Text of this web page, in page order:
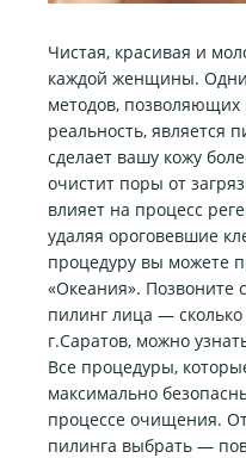
Чистая, красивая и
каждой женщины.
методов, позволяющих
реальность, является
сделает вашу кожу
очистит поры от
влияет на процесс
удаляя ороговевшие
процедуру вы можете
«Океания». Позвоните
пилинг лица —
г.Саратов, можно
Все процедуры,
максимально
процессе очищения.
пилинга выбрать —